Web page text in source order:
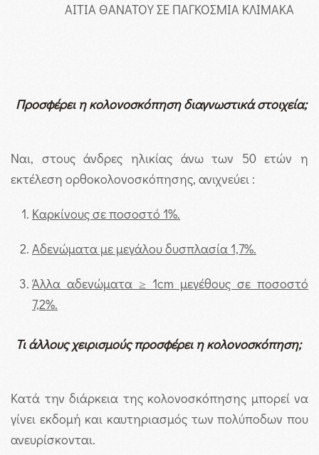
ΑΙΤΙΑ ΘΑΝΑΤΟΥ ΣΕ ΠΑΓΚΟΣΜΙΑ ΚΛΙΜΑΚΑ
Προσφέρει η κολονοσκόπηση διαγνωστικά στοιχεία;
Ναι, στους άνδρες ηλικίας άνω των 50 ετών η
εκτέλεση ορθοκολονοσκόπησης, ανιχνεύει :
Καρκίνους σε ποσοστό 1%.
Αδενώματα με μεγάλου δυσπλασία 1,7%.
Άλλα αδενώματα ≥ 1cm μεγέθους σε ποσοστό
7,2%.
Τι άλλους χειρισμούς προσφέρει η κολονοσκόπηση;
Κατά την διάρκεια της κολονοσκόπησης μπορεί να
γίνει εκδομή και καυτηριασμός των πολύποδων που
ανευρίσκονται.